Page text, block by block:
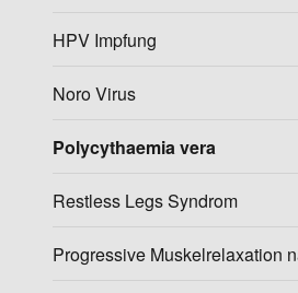
HPV Impfung
Noro Virus
Polycythaemia vera
Restless Legs Syndrom
Progressive Muskelrelaxation